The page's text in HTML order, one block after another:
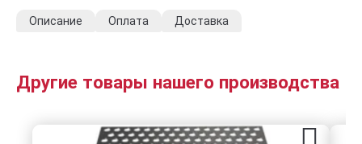
Описание Оплата Доставка
Другие товары нашего производства